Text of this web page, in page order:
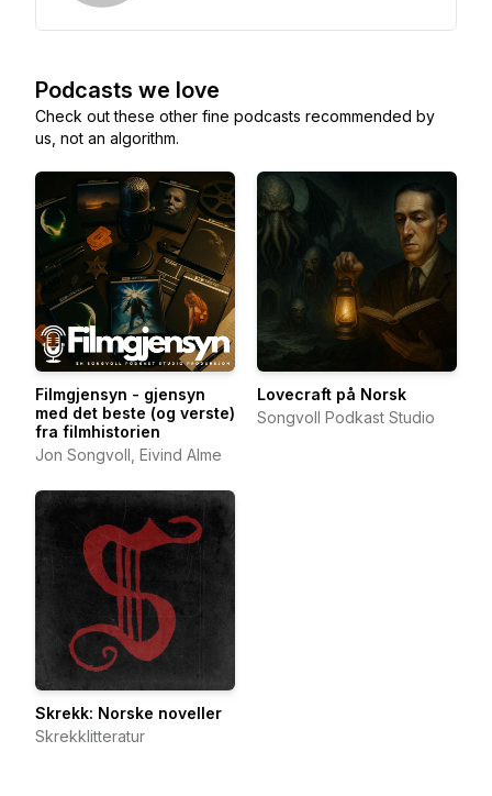
Podcasts we love
Check out these other fine podcasts recommended by
us, not an algorithm.
Filmgjensyn - gjensyn
med det beste (og verste)
fra filmhistorien
Jon Songvoll, Eivind Alme
Lovecraft på Norsk
Songvoll Podkast Studio
Skrekk: Norske noveller
Skrekklitteratur